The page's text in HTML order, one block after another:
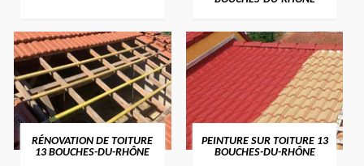
RÉNOVATION DE TOITURE
13 BOUCHES-DU-RHÔNE
PEINTURE SUR TOITURE 13
BOUCHES-DU-RHÔNE